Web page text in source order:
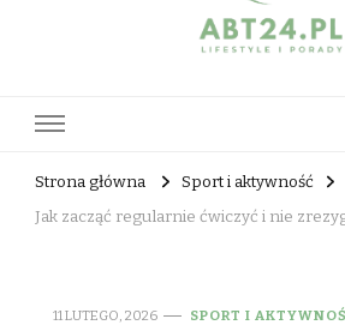
Strona główna
Sport i aktywność
Jak zacząć regularnie ćwiczyć i nie
11 LUTEGO, 2026 SPORT I